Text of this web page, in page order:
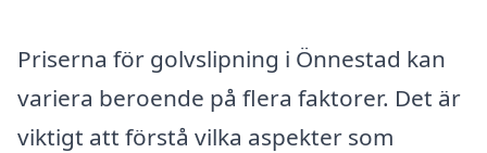
Priserna för golvslipning i Önnestad kan
variera beroende på flera faktorer. Det är
viktigt att förstå vilka aspekter som